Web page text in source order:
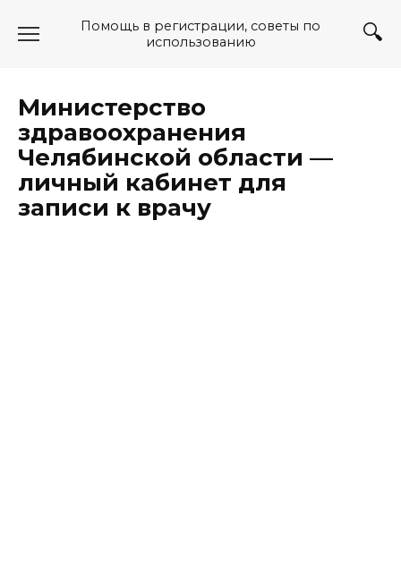
Помощь в регистрации, советы по
использованию
Министерство
здравоохранения
Челябинской области —
личный кабинет для
записи к врачу